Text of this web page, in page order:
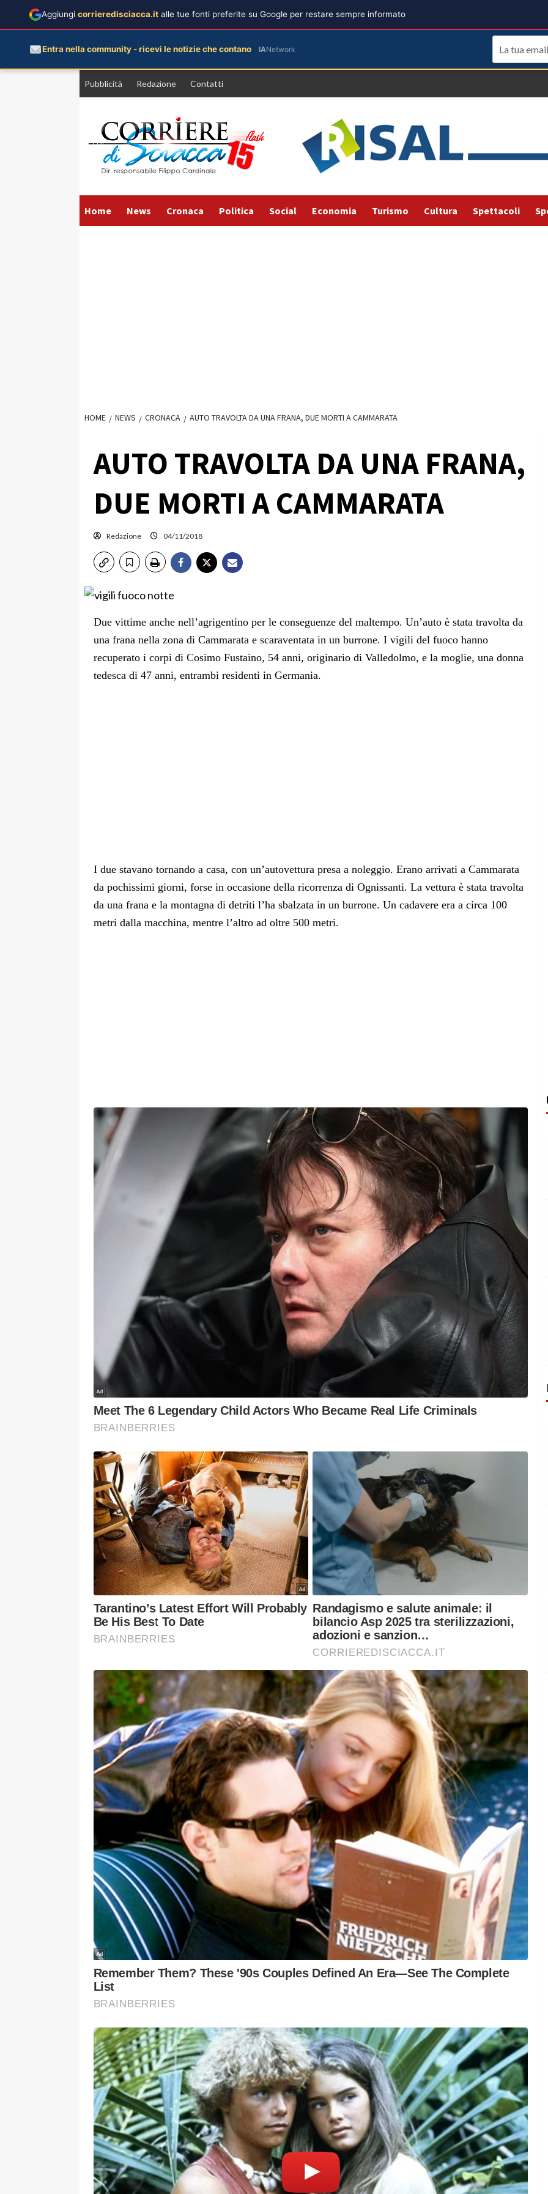
Pubblicità Redazione Contatti
Home News Cronaca Politica Social Economia Turismo Cultura Spettacoli
HOME NEWS CRONACA AUTO TRAVOLTA DA UNA FRANA, DUE MORTI A CAMMARATA
AUTO TRAVOLTA DA UNA FRANA,
DUE MORTI A CAMMARATA
Redazione 04/11/2018
Due vittime anche nell’agrigentino per le conseguenze del maltempo. Un’auto è stata travolta da
una frana nella zona di Cammarata e scaraventata in un burrone. I vigili del fuoco hanno
recuperato i corpi di Cosimo Fustaino, 54 anni, originario di Valledolmo, e la moglie, una donna
tedesca di 47 anni, entrambi residenti in Germania.
I due stavano tornando a casa, con un’autovettura presa a noleggio. Erano arrivati a Cammarata
da pochissimi giorni, forse in occasione della ricorrenza di Ognissanti. La vettura è stata travolta
da una frana e la montagna di detriti l’ha sbalzata in un burrone. Un cadavere era a circa 100
metri dalla macchina, mentre l’altro ad oltre 500 metri.
Aggiungi corrieredisciacca.it alle tue fonti preferite su Google per restare sempre informato
Entra nella community - ricevi le notizie che contano IANetwork